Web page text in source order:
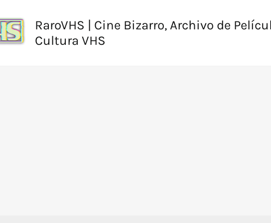
RaroVHS | Cine Bizarro, Archivo de
Cultura VHS